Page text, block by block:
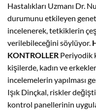
Hastalıkları Uzmanı Dr.
durumunu etkileyen
incelenerek, tetkiklerin
verilebileceğini söylüyor.
KONTROLLER Periyodik
kişilerde, kadın ve
incelemelerin yapılması
Işık Dinçkal, riskler
kontrol panellerinin